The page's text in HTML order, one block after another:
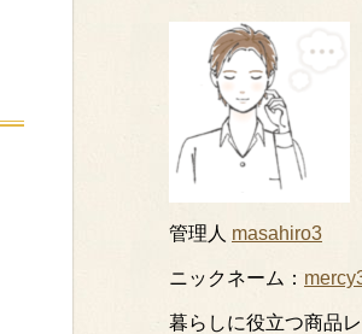
管理人 masahiro3
ニックネーム：
暮らしに役立つ商品